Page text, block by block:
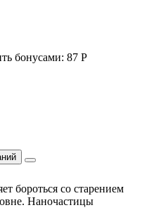
бонусами: 87 Р
бороться со старением
Наночастицы